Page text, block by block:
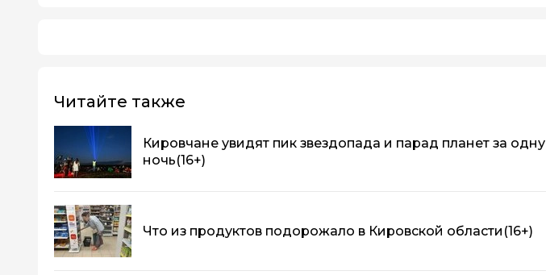
Читайте также
Кировчане увидят пик звездопада и парад планет за одну
ночь(16+)
Что из продуктов подорожало в Кировской области (16+)